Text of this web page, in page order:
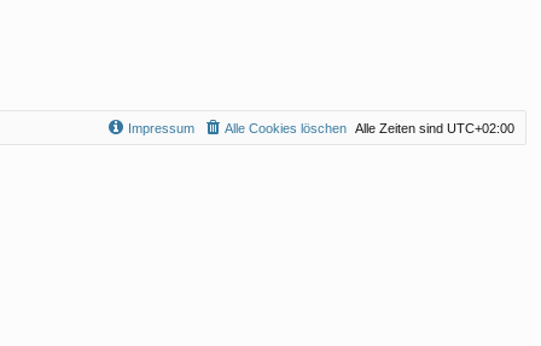
Alle Zeiten sind UTC+02:00
Alle Cookies löschen
Impressum